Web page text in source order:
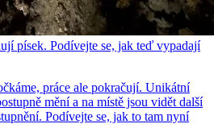
písek. Podívejte se, jak teď vypadají
práce ale pokračují. Unikátní
mění a na místě jsou vidět další
Podívejte se, jak to tam nyní